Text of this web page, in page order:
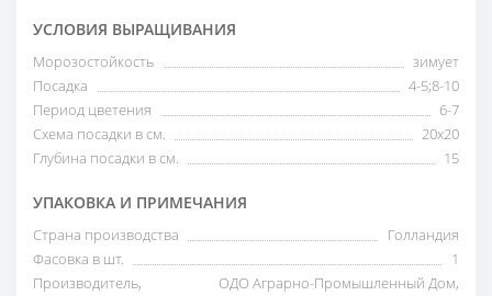
УСЛОВИЯ ВЫРАЩИВАНИЯ
Морозостойкость
зимует
Посадка
4-5;8-10
Период цветения
6-7
Схема посадки в см.
20х20
Глубина посадки в см.
15
УПАКОВКА И ПРИМЕЧАНИЯ
Страна производства
Голландия
Фасовка в шт.
1
Производитель,
ОДО Аграрно-Промышленный Дом,